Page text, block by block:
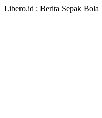
Libero.id : Berita Sepak Bola